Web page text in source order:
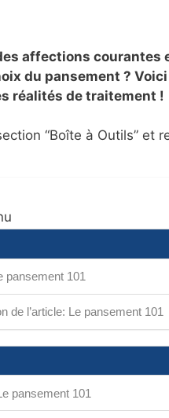
affections courantes
du pansement ?
réalités de traitement !
“Boîte à Outils” et
pansement 101
de l’article: Le pansement 101
pansement 101